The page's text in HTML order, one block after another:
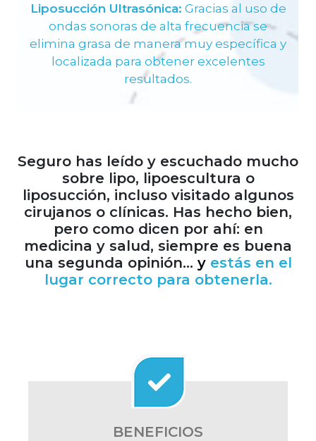
Liposucción Ultrasónica: Gracias al uso de
ondas sonoras de alta frecuencia se
elimina grasa de manera muy específica y
localizada para obtener excelentes
resultados.
Seguro has leído y escuchado mucho
sobre lipo, lipoescultura o
liposucción, incluso visitado algunos
cirujanos o clínicas. Has hecho bien,
pero como dicen por ahí: en
medicina y salud, siempre es buena
una segunda opinión… yestás en el
lugar correcto para obtenerla.
BENEFICIOS